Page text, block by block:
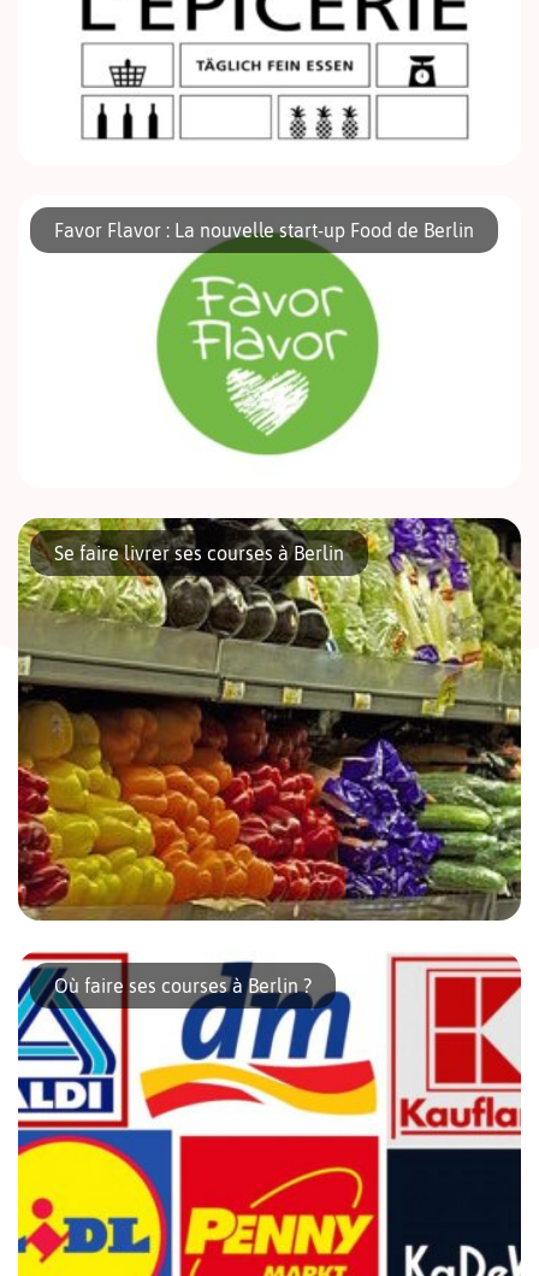
Rares sont ceux à Berlin (ou en Allemagne) qui n’ont jamais
vu des hommes et des femmes portant un sac Ikea ou
traînant un caddie, arpentant les rues, voire fouillant […]
Wedding se trouve L’Epicere Brunnenstrasse. Un vrai petit
paradis pour tous les gourmands. Et surtout ceux en manque […]
Favor Flavor : La nouvelle start-up Food de Berlin
Favor Flavor est le fruit de la rencontre entre François
Dubuisson et de Josefine Hänsel . Deux anciens du Marketing qui
eurent la savante idée de créer des boites « prêtes […]
Se faire livrer ses courses à Berlin
Il y a deux choses très spécifiques à Berlin : d’abord, une variété
de supermarchés telle qu’il y en a pour tous les budgets… mais la
qualité est donc logiquement […]
Où faire ses courses à Berlin ?